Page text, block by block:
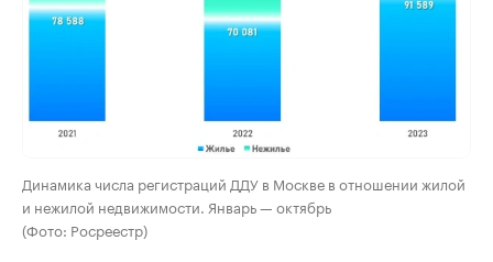
Динамика числа регистраций ДДУ в Москве в отношении жилой
и нежилой недвижимости. Январь — октябрь
(Фото: Росреестр)